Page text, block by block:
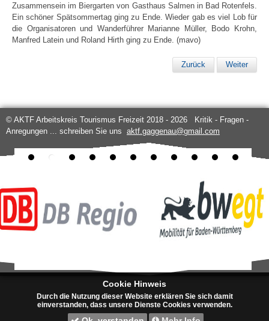
Zusammensein im Biergarten von Gasthaus Salmen in Bad Rotenfels.
Ein schöner Spätsommertag ging zu Ende. Wieder gab es viel Lob für
die Organisatoren und Wanderführer Marianne Müller, Bodo Krohn,
Manfred Latein und Roland Hirth ging zu Ende. (mavo)
Zurück Weiter
© AKTF Arbeitskreis Tourismus Freizeit 2018 - 2026 Kritik - Fragen -
Anregungen ... schreiben Sie uns aktf.gaggenau@gmail.com
Cookie Hinweis
Durch die Nutzung dieser Website erklären Sie sich damit
einverstanden, dass unsere Dienste Cookies verwenden.